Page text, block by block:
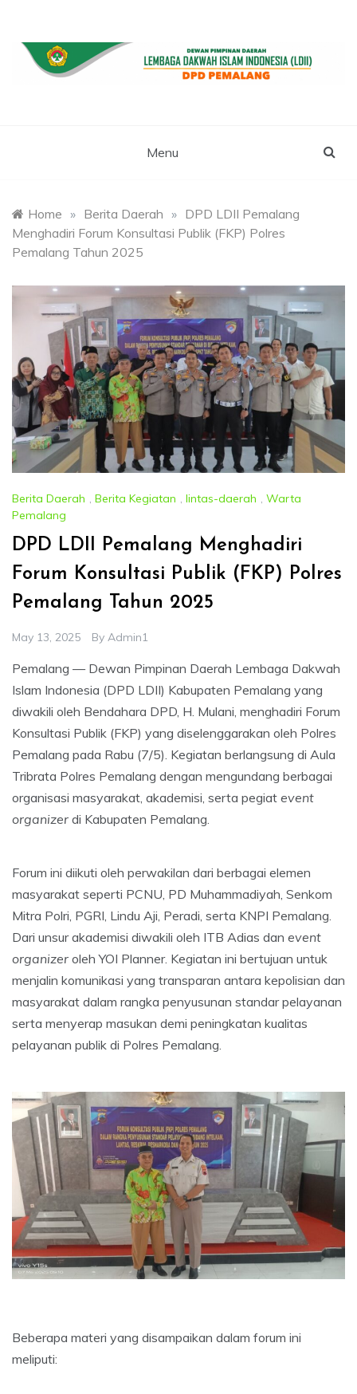
content
Menu
Home » Berita Daerah » DPD LDII Pemalang
Menghadiri Forum Konsultasi Publik (FKP) Polres
Pemalang Tahun 2025
Berita Daerah Berita Kegiatan lintas-daerah
Warta
Pemalang
DPD LDII Pemalang Menghadiri
Forum Konsultasi Publik (FKP) Polres
Pemalang Tahun 2025
May 13, 2025 By Admin1
Pemalang — Dewan Pimpinan Daerah Lembaga Dakwah
Islam Indonesia (DPD LDII) Kabupaten Pemalang yang
diwakili oleh Bendahara DPD, H. Mulani, menghadiri Forum
Konsultasi Publik (FKP) yang diselenggarakan oleh Polres
Pemalang pada Rabu (7/5). Kegiatan berlangsung di Aula
Tribrata Polres Pemalang dengan mengundang berbagai
organisasi masyarakat, akademisi, serta pegiat event
organizer di Kabupaten Pemalang.
Forum ini diikuti oleh perwakilan dari berbagai elemen
masyarakat seperti PCNU, PD Muhammadiyah, Senkom
Mitra Polri, PGRI, Lindu Aji, Peradi, serta KNPI Pemalang.
Dari unsur akademisi diwakili oleh ITB Adias dan event
organizer oleh YOI Planner. Kegiatan ini bertujuan untuk
menjalin komunikasi yang transparan antara kepolisian dan
masyarakat dalam rangka penyusunan standar pelayanan
serta menyerap masukan demi peningkatan kualitas
pelayanan publik di Polres Pemalang.
Beberapa materi yang disampaikan dalam forum ini
meliputi: